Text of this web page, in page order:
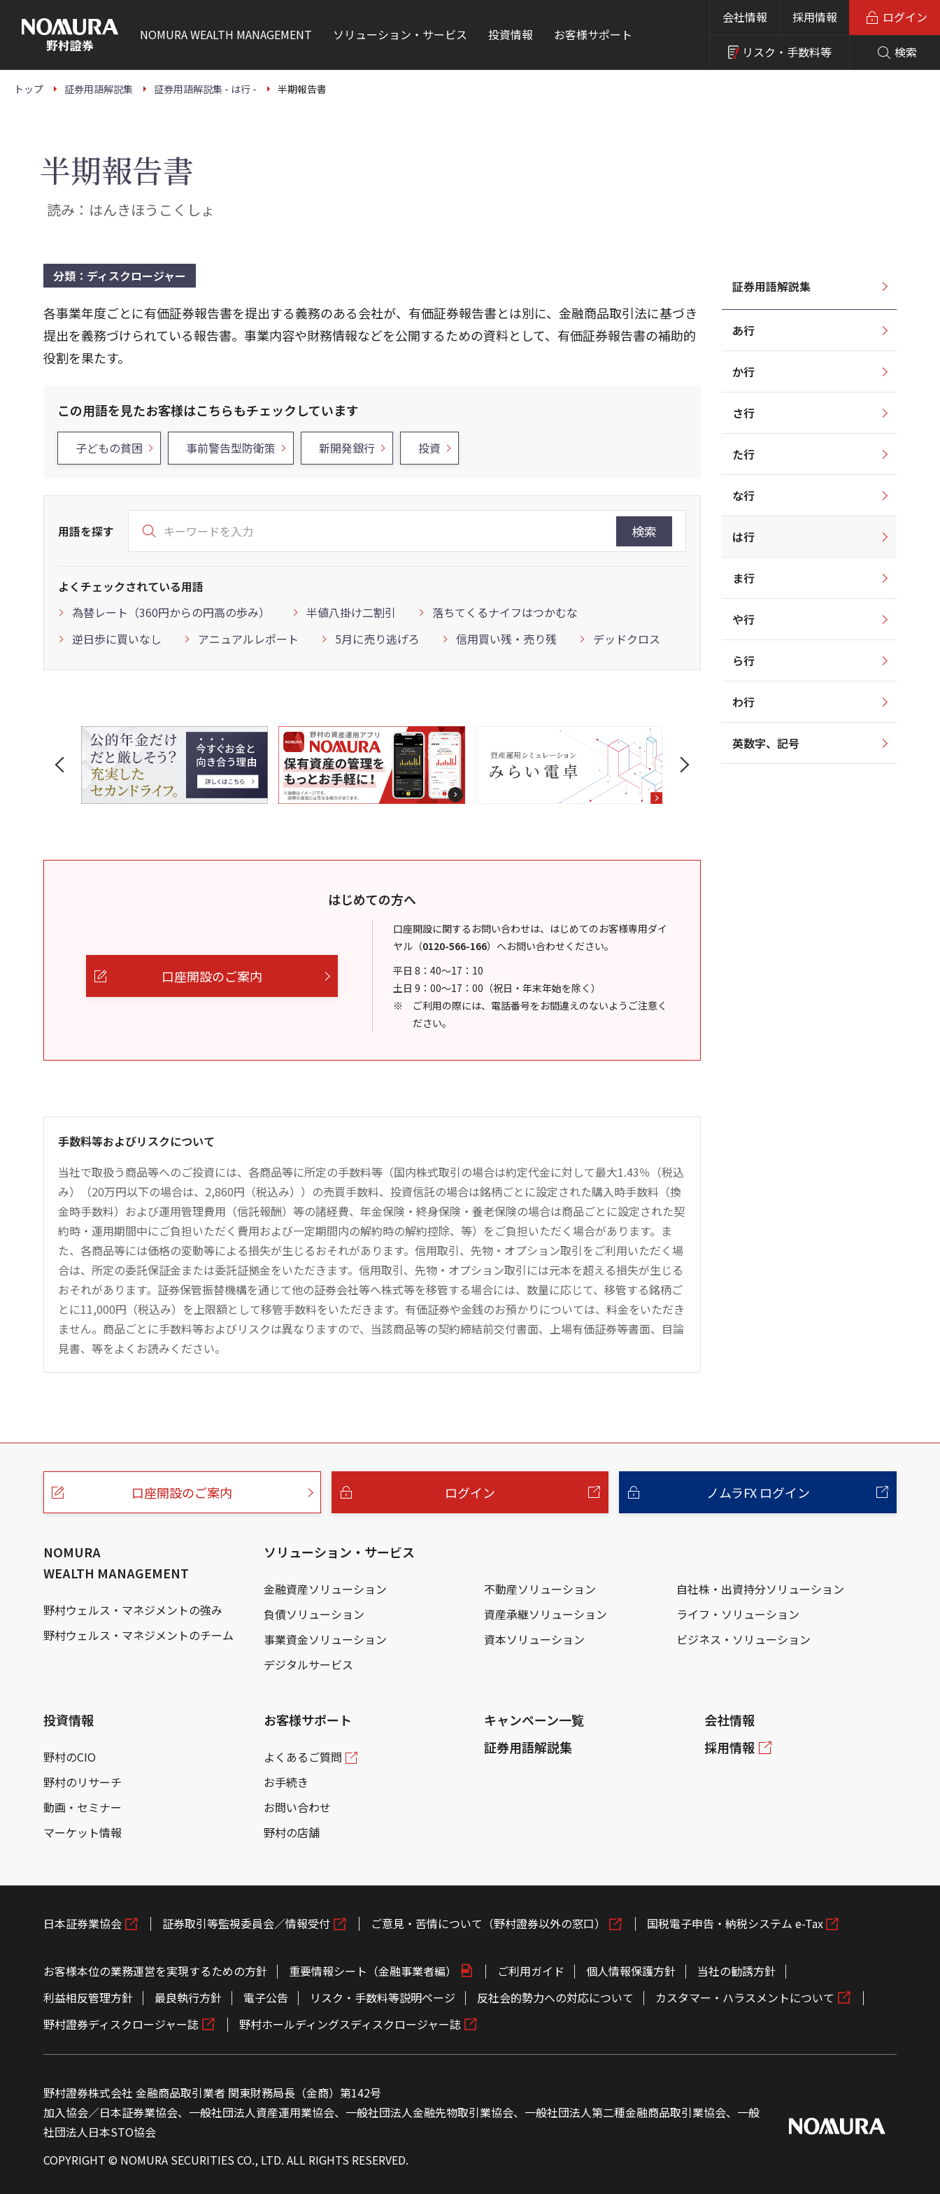
本
NOMURAWEALTH MANAGEMENT ソリューション・サービス 投資情報 お客様サポート
会社情報 採用情報
リスク・ 手数料等 検索
ログイン
トップ 証券用語解説集 証券用語解説集 - は行 - 半期報告書
半期報告書
読み：はんきほうこくしょ
分類：ディスクロージャー
各事業年度ごとに有価証券報告書を提出する義務のある会社が、有価証券報告書とは別に、金融商品取引法に基づき
提出を義務づけられている報告書。事業内容や財務情報などを公開するための資料として、有価証券報告書の補助的
役割を果たす。
この用語を見たお客様はこちらもチェックしています
子どもの貧困 事前警告型防衛策 新開発銀行 投資
用語を探す 検索
よくチェックされている用語
為替レート（360円からの円高の歩み）
半値八掛け二割引
落ちてくるナイフはつかむな
逆日歩に買いなし
アニュアルレポート 5月に売り逃げろ 信用買い残・売り残 デッドクロス
はじめての方へ
口座開設のご案内
口座開設に関するお問い合わせは、はじめてのお客様専用ダイ
ヤル （0120-566-166） へお問い合わせください。
平日 8：40～17：10
土日 9：00～17：00（祝日・年末年始を除く）
ご利用の際には、電話番号をお間違えのないようご注意く
ださい。
手数料等およびリスクについて
当社で取扱う商品等へのご投資には、各商品等に所定の手数料等（国内株式取引の場合は約定代金に対して最大1.43％（税込
み）（20万円以下の場合は、2,860円（税込み））の売買手数料、投資信託の場合は銘柄ごとに設定された購入時手数料（換
金時手数料）および運用管理費用（信託報酬）等の諸経費、年金保険・終身保険・養老保険の場合は商品ごとに設定された契
約時・運用期間中にご負担いただく費用および一定期間内の解約時の解約控除、等）をご負担いただく場合があります。ま
た、各商品等には価格の変動等による損失が生じるおそれがあります。信用取引、先物・オプション取引をご利用いただく場
合は、所定の委託保証金または委託証拠金をいただきます。信用取引、先物・オプション取引には元本を超える損失が生じる
おそれがあります。証券保管振替機構を通じて他の証券会社等へ株式等を移管する場合には、数量に応じて、移管する銘柄ご
とに11,000円（税込み）を上限額として移管手数料をいただきます。有価証券や金銭のお預かりについては、料金をいただき
ません。商品ごとに手数料等およびリスクは異なりますので、当該商品等の契約締結前交付書面、上場有価証券等書面、目論
見書、等をよくお読みください。
証券用語解説集
あ行
か行
さ行
た行
な行
は行
ま行
や行
ら行
わ行
英数字、記号
こ
口座開設のご案内 ログイン ノムラFX ログイン
NOMURA
WEALTH MANAGEMENT
野村ウェルス・マネジメントの強み
野村ウェルス・マネジメントのチーム
ソリューション・サービス
金融資産ソリューション 不動産ソリューション
自社株・出資持分ソリューション
負債ソリューション
資産承継ソリューション
ライフ・ソリューション
事業資金ソリューション
資本ソリューション
ビジネス・ソリューション
デジタルサービス
投資情報
野村のCIO
野村のリサーチ
動画・セミナー
マーケット情報
お客様サポート
よくあるご質問
お手続き
お問い合わせ
野村の店舗
キャンペーン一覧
証券用語解説集
会社情報
採用情報
日本証券業協会 証券取引等監視委員会／情報受付 ご意見・苦情について（野村證券以外の窓口） 国税電子申告・納税システム e-Tax
お客様本位の業務運営を実現するための方針 重要情報シート（金融事業者編） ご利用ガイド 個人情報保護方針
当社の勧誘方針
利益相反管理方針
最良執行方針 電子公告 リスク・手数料等説明ページ 反社会的勢力への対応について
カスタマー・ハラスメントについて
野村證券ディスクロージャー誌
野村ホールディングスディスクロージャー誌
野村證券株式会社 金融商品取引業者 関東財務局長（金商）第142号
加入協会／日本証券業協会、一般社団法人資産運用業協会、一般社団法人金融先物取引業協会、一般社団法人第二種金融商品取引業協会、一般
社団法人日本STO協会
COPYRIGHT © NOMURA SECURITIES CO., LTD. ALL RIGHTS RESERVED.